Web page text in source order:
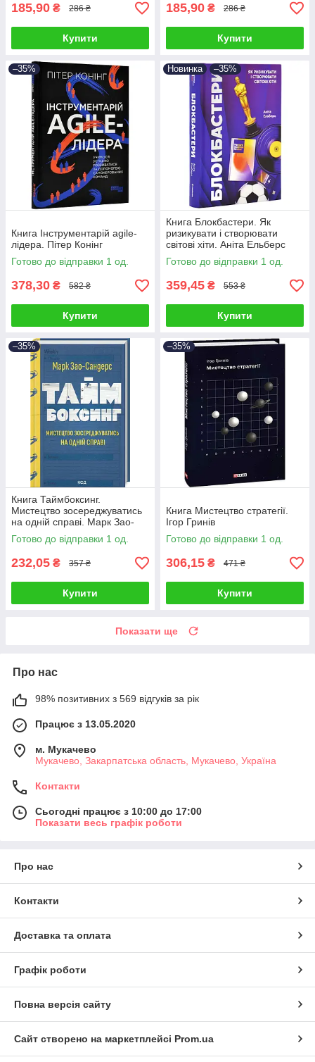
185,90 ₴ 286 ₴
Купити
185,90 ₴ 286 ₴
Купити
–35%
Книга Інструментарій agile-
лідера. Пітер Конінг
Готово до відправки 1 од.
378,30 ₴ 582 ₴
Купити
Новинка –35%
Книга Блокбастери. Як
ризикувати і створювати
світові хіти. Аніта Ельберс
Готово до відправки 1 од.
359,45 ₴ 553 ₴
Купити
–35%
Книга Таймбоксинг.
Мистецтво зосереджуватись
на одній справі. Марк Зао-
Сандерс
Готово до відправки 1 од.
232,05 ₴ 357 ₴
Купити
–35%
Книга Мистецтво стратегії.
Ігор Гринів
Готово до відправки 1 од.
306,15 ₴ 471 ₴
Купити
Показати ще
Про нас
98% позитивних з 569 відгуків за рік
Працює з 13.05.2020
м. Мукачево
Мукачево, Закарпатська область, Мукачево, Україна
Контакти
Сьогодні працює з 10:00 до 17:00
Показати весь графік роботи
Про нас
Контакти
Доставка та оплата
Графік роботи
Повна версія сайту
Сайт створено на маркетплейсі Prom.ua